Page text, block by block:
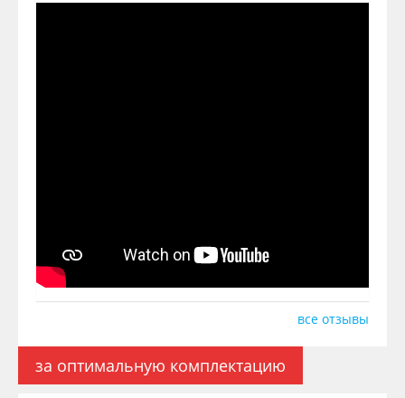
все отзывы
за оптимальную комплектацию